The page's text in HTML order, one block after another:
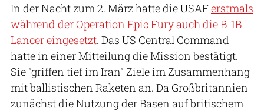
In der Nacht zum 2. März hatte die USAFerstmals
während der Operation Epic Fury auch die B-1B
Lancer eingesetzt. Das US Central Command
hatte in einer Mitteilung die Mission bestätigt.
Sie "griffen tief im Iran" Ziele im Zusammenhang
mit ballistischen Raketen an. Da Großbritannien
zunächst die Nutzung der Basen auf britischem